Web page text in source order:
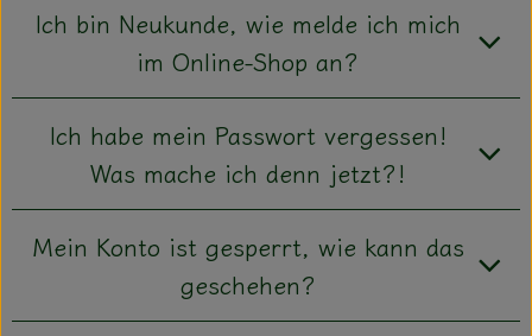
Kühltheke
Aktionen & Neues
Naturkost
Getränke
Haushaltswaren
So geht´s
Ich bin Neukunde, wie melde ich mich
im Online-Shop an?
Ich habe mein Passwort vergessen!
Was mache ich denn jetzt?!
Mein Konto ist gesperrt, wie kann das
geschehen?